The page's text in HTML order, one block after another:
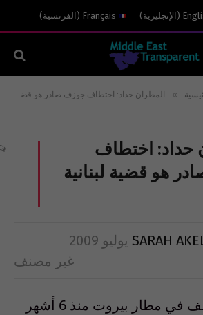
( الإنجليزية)
Français
( الفرنسية)
» المطران حداد: اختطاف جوزف صادر هو قضية لبنانية بإمتياز
حداد: اختطاف
هو قضية لبنانية
SARAH
غير مصنف
كيف يختفي موظف في مطار بيروت منذ 6 أشهر